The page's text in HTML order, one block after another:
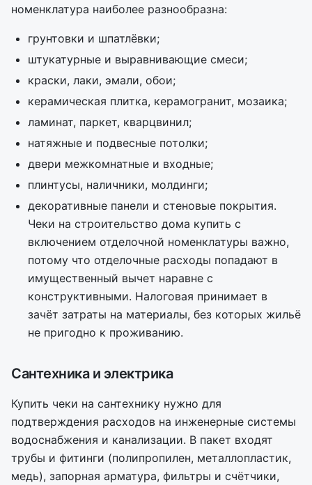
номенклатура наиболее разнообразна:
грунтовки и шпатлёвки;
штукатурные и выравнивающие смеси;
краски, лаки, эмали, обои;
керамическая плитка, керамогранит, мозаика;
ламинат, паркет, кварцвинил;
натяжные и подвесные потолки;
двери межкомнатные и входные;
плинтусы, наличники, молдинги;
декоративные панели и стеновые покрытия.
Чеки на строительство дома купить с
включением отделочной номенклатуры важно,
потому что отделочные расходы попадают в
имущественный вычет наравне с
конструктивными. Налоговая принимает в
зачёт затраты на материалы, без которых жильё
не пригодно к проживанию.
Сантехника и электрика
Купить чеки на сантехнику нужно для
подтверждения расходов на инженерные системы
водоснабжения и канализации. В пакет входят
трубы и фитинги (полипропилен, металлопластик,
медь), запорная арматура, фильтры и счётчики,